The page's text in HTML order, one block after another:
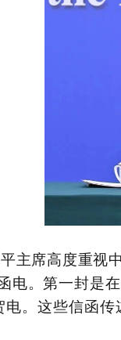
主席高度重视
电。第一封是
。这些信函